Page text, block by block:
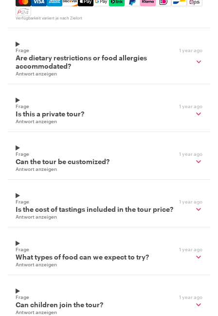
Verfügbarkeit variiert je nach Zielort
Frage 1 year ago
Are dietary restrictions or food allergies
accommodated?
Antwort anzeigen
Frage 1 year ago
Is this a private tour?
Antwort anzeigen
Frage 1 year ago
Can the tour be customized?
Antwort anzeigen
Frage 1 year ago
Is the cost of tastings included in the tour price?
Antwort anzeigen
Frage 1 year ago
What types of food can we expect to try?
Antwort anzeigen
Frage 1 year ago
Can children join the tour?
Antwort anzeigen